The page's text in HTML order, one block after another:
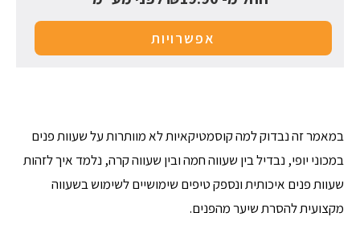
אפשרויות
במאמר זה נבדוק למה קוסמטיקאיות לא מוותרות על שעוות פנים
במכוני יופי, נבדיל בין שעווה חמה ובין שעווה קרה, נלמד איך לזהות
שעוות פנים איכותית ונספק טיפים שימושיים לשימוש בשעווה
מקצועית להסרת שיער מהפנים.